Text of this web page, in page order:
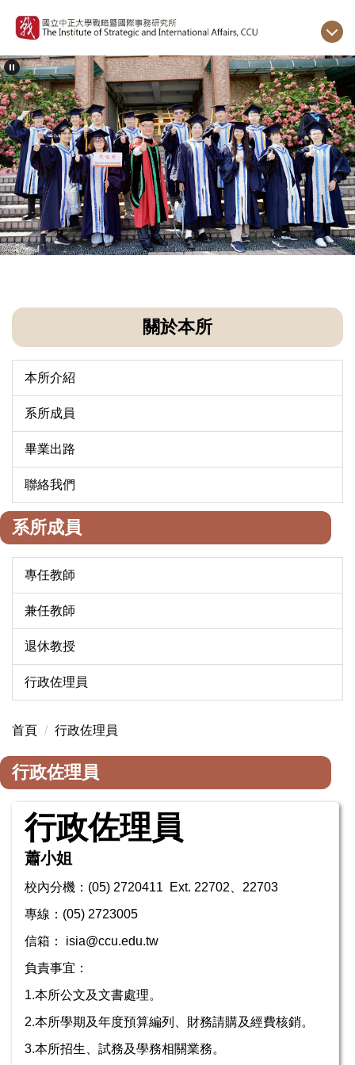
到
要
內
容
區
關於本所
本所介紹
系所成員
畢業出路
聯絡我們
系所成員
專任教師
兼任教師
退休教授
行政佐理員
首頁 行政佐理員
行政佐理員
行政佐理員
蕭小姐
校內分機：(05) 2720411 Ext. 22702、22703
專線：(05) 2723005
信箱： isia@ccu.edu.tw
負責事宜：
1.本所公文及文書處理。
2.本所學期及年度預算編列、財務請購及經費核銷。
3.本所招生、試務及學務相關業務。